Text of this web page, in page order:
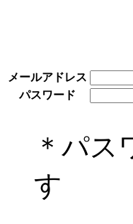
メールアドレス
パスワード
＊パ
す